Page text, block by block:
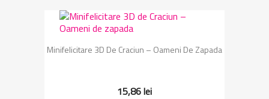
Minifelicitare 3D De Craciun – Oameni De Zapada
15,86 lei